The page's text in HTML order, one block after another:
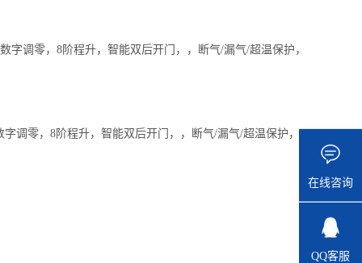
调零，8阶程升，智能双后开门，，断气/漏气/超温保护，
调零，8阶程升，智能双后开门，，断气/漏气/超温保护，
在线咨询
QQ客服